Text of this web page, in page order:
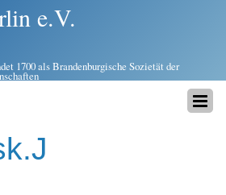
e.V.
1700 als Brandenburgische Sozietät der